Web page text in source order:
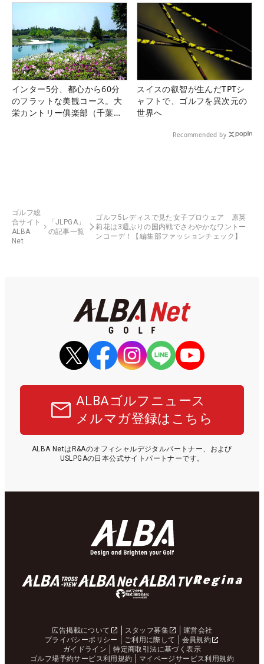
インター5分、都心から60分
のフラットな美観コース。大
栄カントリー俱楽部（千葉
スイスの叡智が生んだTPTシ
ャフトで、ゴルフを異次元の
世界へ
Recommended by
ゴルフ総
合サイト
ALBA
Net
「JLPGA」
の記事一覧
ゴルフ5レディスで見た女子プロウェア 原英
莉花は3週ぶりの国内戦でさわやかなワントー
ンコーデ！【編集部ファッションチェック】
ALBAゴルフニュース
メルマガ登録はこちら
ALBA NetはR&Aのオフィシャルデジタルパートナー、および
USLPGAの日本公式サイトパートナーです。
広告掲載について スタッフ募集
運営会社
プライバシーポリシー
ご利用に際して
会員規約
ガイドライン
特定商取引法に基づく表示
ゴルフ場予約サービス利用規約
マイページサービス利用規約